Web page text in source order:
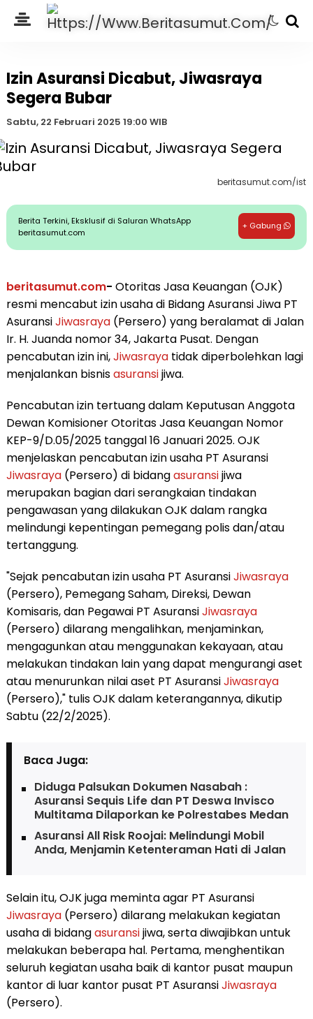
Izin Asuransi Dicabut, Jiwasraya
Segera Bubar
Sabtu, 22 Februari 2025 19:00 WIB
beritasumut.com/ist
Berita Terkini, Eksklusif di Saluran WhatsApp
beritasumut.com
+ Gabung
beritasumut.com- Otoritas Jasa Keuangan (OJK)
resmi mencabut izin usaha di Bidang Asuransi Jiwa PT
AsuransiJiwasraya(Persero) yang beralamat di Jalan
Ir. H. Juanda nomor 34, Jakarta Pusat. Dengan
pencabutan izin ini,Jiwasrayatidak diperbolehkan lagi
menjalankan bisnisasuransijiwa.
Pencabutan izin tertuang dalam Keputusan Anggota
Dewan Komisioner Otoritas Jasa Keuangan Nomor
KEP-9/D.05/2025 tanggal 16 Januari 2025. OJK
menjelaskan pencabutan izin usaha PT Asuransi
Jiwasraya(Persero) di bidangasuransijiwa
merupakan bagian dari serangkaian tindakan
pengawasan yang dilakukan OJK dalam rangka
melindungi kepentingan pemegang polis dan/atau
tertanggung.
"Sejak pencabutan izin usaha PT AsuransiJiwasraya
(Persero), Pemegang Saham, Direksi, Dewan
Komisaris, dan Pegawai PT AsuransiJiwasraya
(Persero) dilarang mengalihkan, menjaminkan,
mengagunkan atau menggunakan kekayaan, atau
melakukan tindakan lain yang dapat mengurangi aset
atau menurunkan nilai aset PT AsuransiJiwasraya
(Persero)," tulis OJK dalam keterangannya, dikutip
Sabtu (22/2/2025).
Baca Juga:
Diduga Palsukan Dokumen Nasabah :
Asuransi Sequis Life dan PT Deswa Invisco
Multitama Dilaporkan ke Polrestabes Medan
Asuransi All Risk Roojai: Melindungi Mobil
Anda, Menjamin Ketenteraman Hati di Jalan
Selain itu, OJK juga meminta agar PT Asuransi
Jiwasraya(Persero) dilarang melakukan kegiatan
usaha di bidangasuransijiwa, serta diwajibkan untuk
melakukan beberapa hal. Pertama, menghentikan
seluruh kegiatan usaha baik di kantor pusat maupun
kantor di luar kantor pusat PT AsuransiJiwasraya
(Persero).